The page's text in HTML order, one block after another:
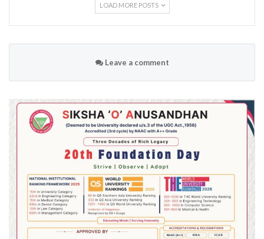
LOAD MORE POSTS
Leave a comment